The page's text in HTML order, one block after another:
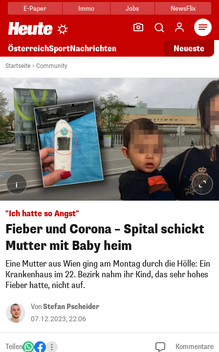
E-Paper Immo Jobs NewsFlix
ÖsterreichSportNachrichten Neueste
Startseite Community
i
"Ich hatte so Angst"
Fieber und Corona – Spital schickt
Mutter mit Baby heim
Eine Mutter aus Wien ging am Montag durch die Hölle: Ein
Krankenhaus im 22. Bezirk nahm ihr Kind, das sehr hohes
Fieber hatte, nicht auf.
VonStefan Pscheider
07.12.2023, 22:06
Teilen Kommentare